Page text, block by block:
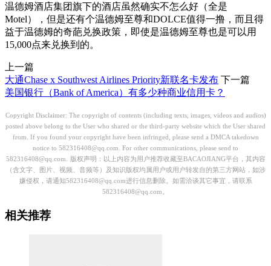
温德姆酒店集团旗下的酒店虽然确实不怎么好（全是
Motel），但是还有个温德姆至尊和DOLCE值得一撸，而且得
益于温德姆的奇葩兑换政策，即使是温德姆至尊也是可以用
15,000点来兑换到的。
上一篇
大通Chase x Southwest Airlines Priority新联名卡发布 下一篇
美国银行（Bank of America）有多少种商业信用卡？
Copyright Disclaimer: The copyright of contents (including texts, images, videos and audios)
posted above belong to the User who shared or the third-party website which the User shared
from. If you found your copyright have been infringed, please send a DMCA takedown
notice to 582316408@qq.com. For other communications, please send to
582316408@qq.com.
版权声明：以上内容为用户推荐收藏至BACAOJIANG平台，其内容
（含文字、图片、视频、音频等）及知识版权均属用户或用户转发自的第三方网站，如涉
嫌侵权，请通知582316408@qq.com进行信息删除。如需洽谈其它事宜，请联系
582316408@qq.com。
相关推荐